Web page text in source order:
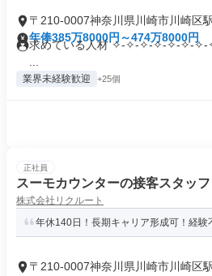
〒210-0007神奈川県川崎市川崎区
年俸385万8000円～474万8000円
求めている人材 ✧-✧-✧-✧-✧-
業界未経験歓迎 +25個
正社員
スーモカウンターの接客スタッフ
株式会社リクルート
年休140日！長期キャリア形成可！経験
〒210-0007神奈川県川崎市川崎区